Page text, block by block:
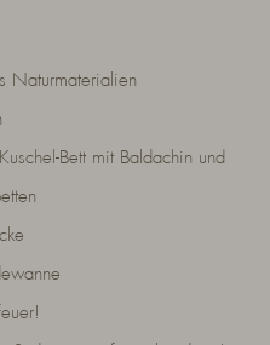
Naturmaterialien
Bett mit Baldachin und